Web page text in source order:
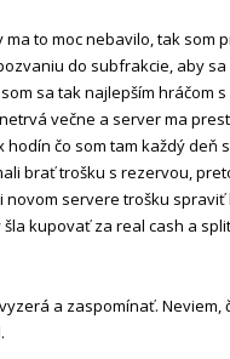
to moc nebavilo, tak som
do subfrakcie, aby
sa tak najlepším hráčom
večne a server ma
čo som tam každý deň
brať trošku s rezervou,
servere trošku
kupovať za real cash a
a zaspomínať. Neviem,